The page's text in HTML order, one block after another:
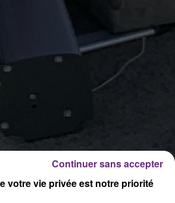
votre vie privée est notre priorité
Continuer sans accepter